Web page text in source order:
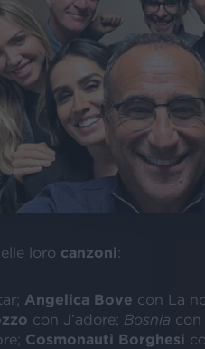
loro canzoni:
Angelica Bove con La
con J’adore; Bosnia con
Cosmonauti Borghesi